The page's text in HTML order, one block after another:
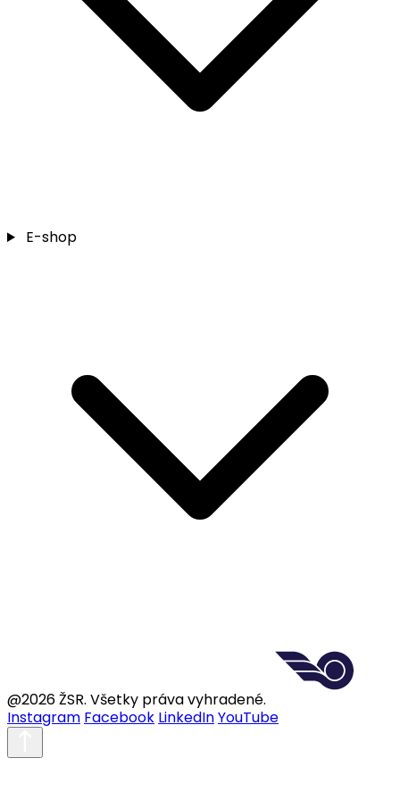
E-shop
@2026 ŽSR. Všetky práva vyhradené.
Instagram Facebook LinkedInYouTube